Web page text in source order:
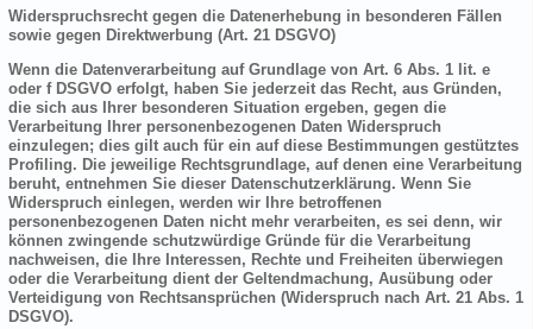
Widerspruchsrecht gegen die Datenerhebung in besonderen Fällen
sowie gegen Direktwerbung (Art. 21 DSGVO)
Wenn die Datenverarbeitung auf Grundlage von Art. 6 Abs. 1 lit. e
oder f DSGVO erfolgt, haben Sie jederzeit das Recht, aus Gründen,
die sich aus Ihrer besonderen Situation ergeben, gegen die
Verarbeitung Ihrer personenbezogenen Daten Widerspruch
einzulegen; dies gilt auch für ein auf diese Bestimmungen gestütztes
Profiling. Die jeweilige Rechtsgrundlage, auf denen eine Verarbeitung
beruht, entnehmen Sie dieser Datenschutzerklärung. Wenn Sie
Widerspruch einlegen, werden wir Ihre betroffenen
personenbezogenen Daten nicht mehr verarbeiten, es sei denn, wir
können zwingende schutzwürdige Gründe für die Verarbeitung
nachweisen, die Ihre Interessen, Rechte und Freiheiten überwiegen
oder die Verarbeitung dient der Geltendmachung, Ausübung oder
Verteidigung von Rechtsansprüchen (Widerspruch nach Art. 21 Abs. 1
DSGVO).